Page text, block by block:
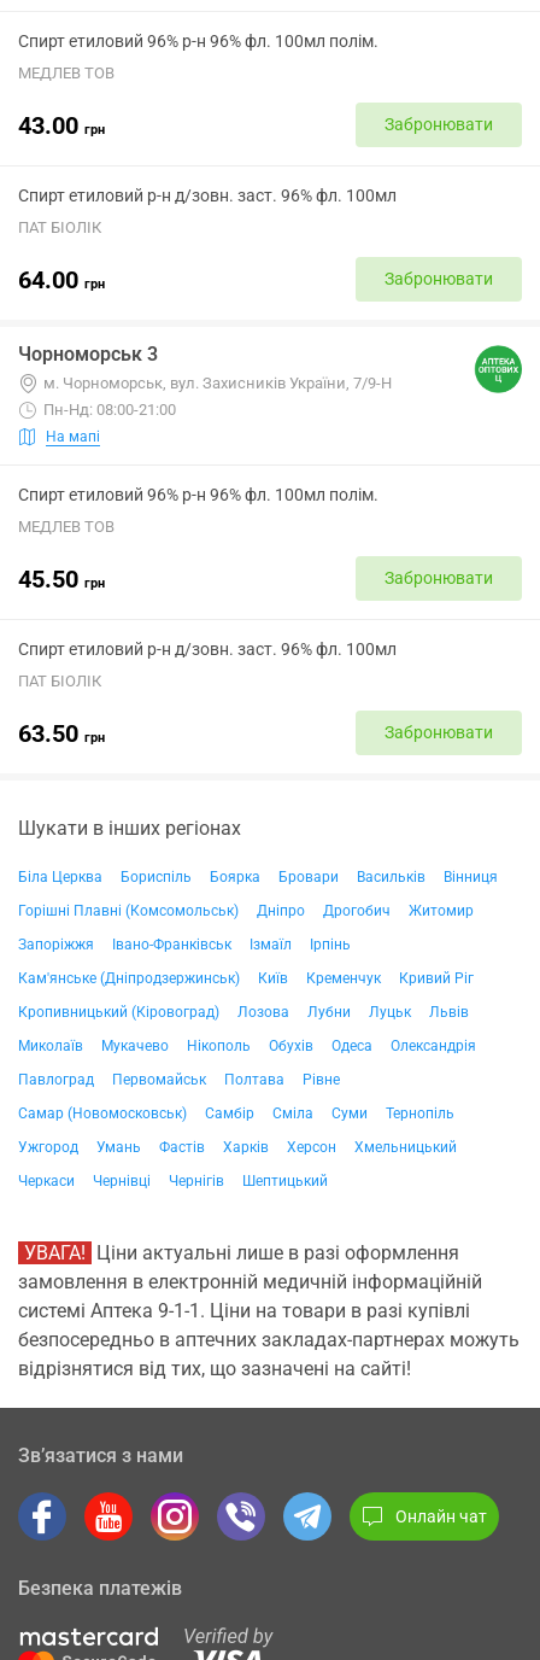
Спирт етиловий 96% р-н 96% фл. 100мл полім.
МЕДЛЕВ ТОВ
43.00 грн Забронювати
Спирт етиловий р-н д/зовн. заст. 96% фл. 100мл
ПАТ БІОЛІК
64.00 грн Забронювати
Чорноморськ 3
м. Чорноморськ, вул. Захисників України, 7/9-Н
Пн-Нд: 08:00-21:00
На мапі
Спирт етиловий 96% р-н 96% фл. 100мл полім.
МЕДЛЕВ ТОВ
45.50 грн Забронювати
Спирт етиловий р-н д/зовн. заст. 96% фл. 100мл
ПАТ БІОЛІК
63.50 грн Забронювати
Шукати в інших регіонах
Біла Церква Бориспіль Боярка Бровари Васильків
Вінниця
Горішні Плавні (Комсомольськ)
Дніпро Дрогобич
Житомир
Запоріжжя
Івано-Франківськ Ізмаїл
Ірпінь
Кам'янське (Дніпродзержинськ)
Київ Кременчук
Кривий Ріг
Кропивницький (Кіровоград)
Лозова Лубни Луцьк
Львів
Миколаїв
Мукачево Нікополь Обухів Одеса
Олександрія
Павлоград
Первомайськ Полтава
Рівне
Самар (Новомосковськ)
Самбір Сміла Суми
Тернопіль
Ужгород
Умань Фастів Харків Херсон
Хмельницький
Черкаси
Чернівці Чернігів Шептицький
УВАГА! Ціни актуальні лише в разі оформлення
замовлення в електронній медичній інформаційній
системі Аптека 9-1-1. Ціни на товари в разі купівлі
безпосередньо в аптечних закладах-партнерах можуть
відрізнятися від тих, що зазначені на сайті!
Зв’язатися з нами
Онлайн чат
Безпека платежів